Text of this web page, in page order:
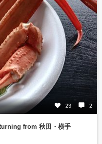
23 2
from 秋田・横手